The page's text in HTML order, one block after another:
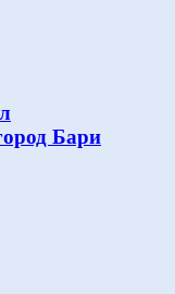
Бари